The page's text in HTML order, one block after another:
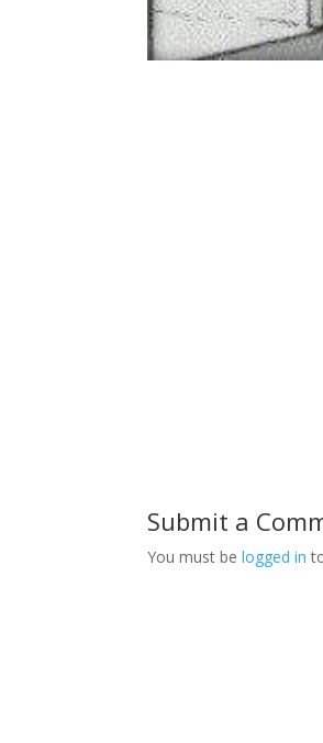
Submit a
You must belogged in